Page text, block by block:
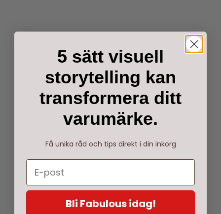
Amazon launches new online store to sell
5 sätt visuell
storytelling kan
transformera ditt
varumärke.
Få unika råd och tips direkt i din inkorg
Bli Fabulous idag!